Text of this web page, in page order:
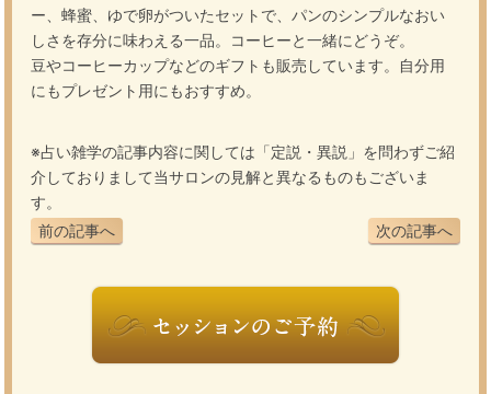
ー、蜂蜜、ゆで卵がついたセットで、パンのシンプルなおい
しさを存分に味わえる一品。コーヒーと一緒にどうぞ。
豆やコーヒーカップなどのギフトも販売しています。自分用
にもプレゼント用にもおすすめ。
※占い雑学の記事内容に関しては「定説・異説」を問わずご紹
介しておりまして当サロンの見解と異なるものもございま
す。
次の記事へ
前の記事へ